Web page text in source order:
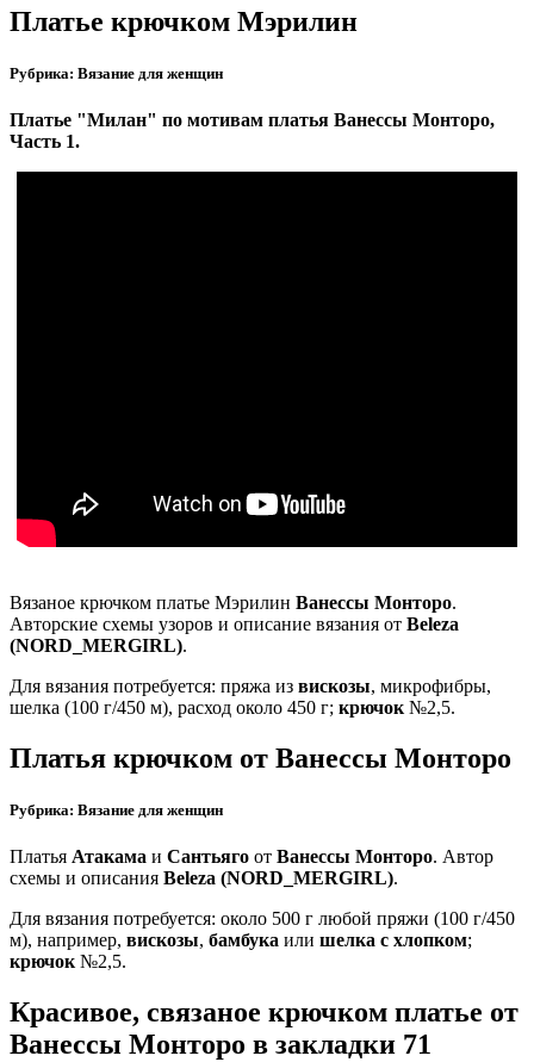
Платье крючком Мэрилин
Рубрика: Вязание для женщин
Платье "Милан" по мотивам платья Ванессы Монторо,
Часть 1.
Вязаное крючком платье Мэрилин Ванессы Монторо.
Авторские схемы узоров и описание вязания от Beleza
(NORD_MERGIRL).
Для вязания потребуется: пряжа из вискозы, микрофибры,
шелка (100 г/450 м), расход около 450 г; крючок №2,5.
Платья крючком от Ванессы Монторо
Рубрика: Вязание для женщин
Платья Атакама и Сантьяго от Ванессы Монторо. Автор
схемы и описания Beleza (NORD_MERGIRL).
Для вязания потребуется: около 500 г любой пряжи (100 г/450
м), например, вискозы, бамбука или шелка с хлопком;
крючок№2,5.
Красивое, связаное крючком платье от
Ванессы Монторо в закладки 71